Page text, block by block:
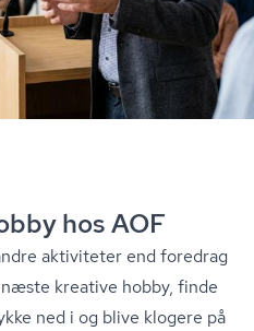
hos AOF
aktiviteter end foredrag
kreative hobby, finde
ned i og blive klogere på